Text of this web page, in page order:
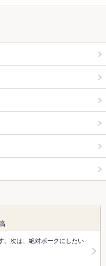
。次は、絶対ポークにしたい